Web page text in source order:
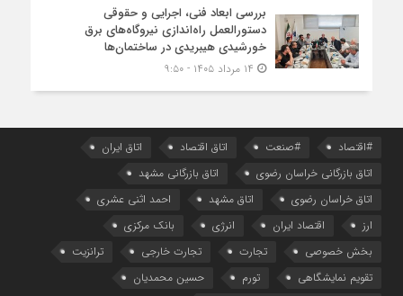
بررسی ابعاد فنی، اجرایی و حقوقی
دستورالعمل راه‌اندازی نیروگاه‌های برق
خورشیدی هیبریدی در ساختمان‌ها
#اقتصاد #صنعت اتاق اقتصاد
اتاق ایران
اتاق بازرگانی خراسان رضوی
اتاق بازرگانی مشهد
اتاق خراسان رضوی
اتاق مشهد
احمد اثنی عشری
ارز
اقتصاد ایران انرژی
بانک مرکزی
بخش خصوصی
تجارت تجارت خارجی
ترانزیت
تقویم نمایشگاهی
تورم
حسین محمدیان